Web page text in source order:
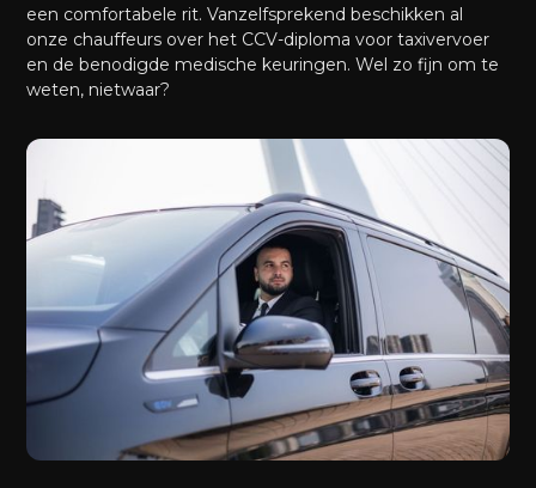
een comfortabele rit. Vanzelfsprekend beschikken al
onze chauffeurs over het CCV-diploma voor taxivervoer
en de benodigde medische keuringen. Wel zo fijn om te
weten, nietwaar?